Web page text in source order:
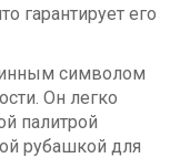
гарантирует его
символом
Он легко
палитрой
рубашкой для